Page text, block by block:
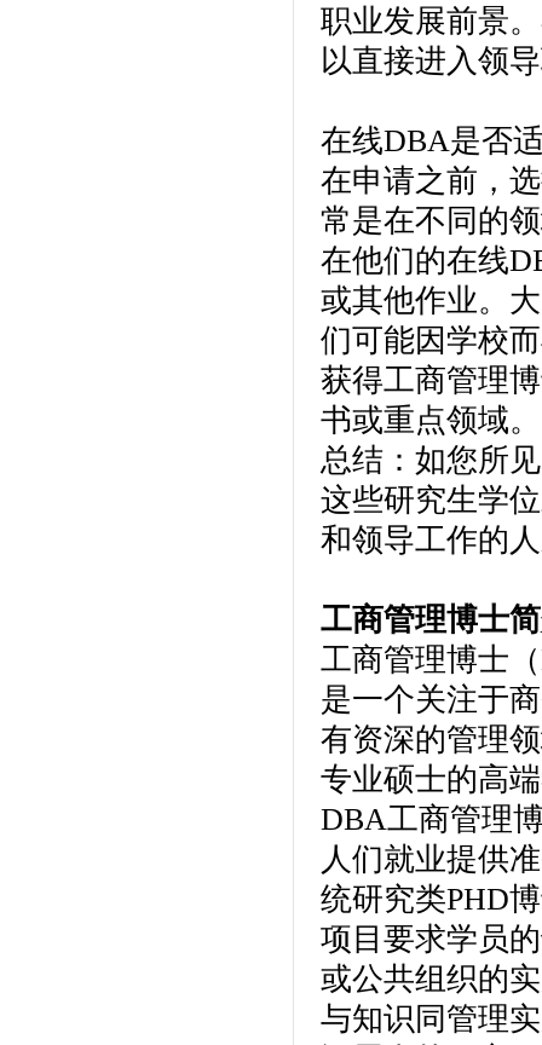
职业发展前景
以直接进入领
在线DBA是否
在申请之前，
常是在不同的
在他们的在线
或其他作业。
们可能因学校
获得工商管理
书或重点领域。
总结：如您所
这些研究生学
和领导工作的
工商管理博士
工商管理博士
是一个关注于
有资深的管理
专业硕士的高
DBA工商管理
人们就业提供
统研究类PHD
项目要求学员
或公共组织的
与知识同管理